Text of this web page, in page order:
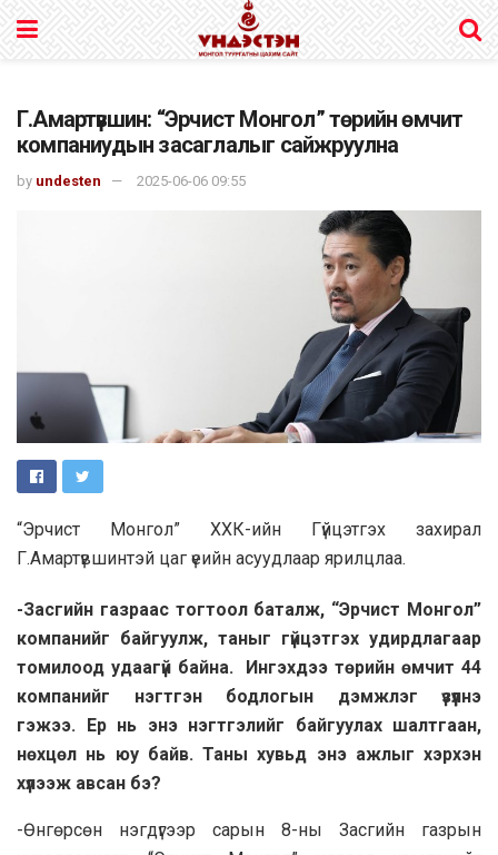
Г.Амартүвшин: “Эрчист Монгол” төрийн өмчит
компаниудын засаглалыг сайжруулна
by undesten 2025-06-06 09:55
“Эрчист Монгол” ХХК-ийн Гүйцэтгэх захирал
Г.Амартүвшинтэй цаг үеийн асуудлаар ярилцлаа.
-Засгийн газраас тогтоол баталж, “Эрчист Монгол”
компанийг байгуулж, таныг гүйцэтгэх удирдлагаар
томилоод удаагүй байна. Ингэхдээ төрийн өмчит 44
компанийг нэгтгэн бодлогын дэмжлэг үзүүлнэ
гэжээ. Ер нь энэ нэгтгэлийг байгуулах шалтгаан,
нөхцөл нь юу байв. Таны хувьд энэ ажлыг хэрхэн
хүлээж авсан бэ?
-Өнгөрсөн нэгдүгээр сарын 8-ны Засгийн газрын